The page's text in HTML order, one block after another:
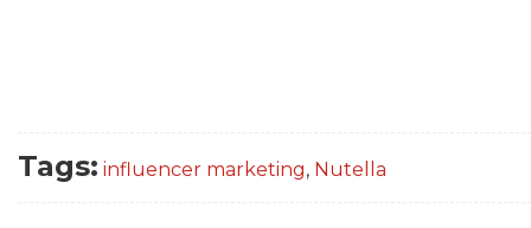
Tags: influencer marketing, Nutella